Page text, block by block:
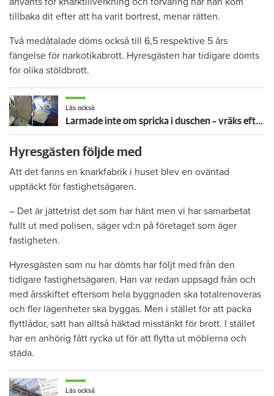
tillbaka dit efter att ha varit bortrest, menar rätten.
Två medåtalade döms också till 6,5 respektive 5 års
fängelse för narkotikabrott. Hyresgästen har tidigare dömts
för olika stöldbrott.
Läs också
Larmade inte om spricka i duschen – vräks efter 30 år
Hyresgästen följde med
Att det fanns en knarkfabrik i huset blev en oväntad
upptäckt för fastighetsägaren.
– Det är jättetrist det som har hänt men vi har samarbetat
fullt ut med polisen, säger vd:n på företaget som äger
fastigheten.
Hyresgästen som nu har dömts har följt med från den
tidigare fastighetsägaren. Han var redan uppsagd från och
med årsskiftet eftersom hela byggnaden ska totalrenoveras
och fler lägenheter ska byggas. Men i stället för att packa
flyttlådor, satt han alltså häktad misstänkt för brott. I stället
har en anhörig fått rycka ut för att flytta ut möblerna och
städa.
Läs också